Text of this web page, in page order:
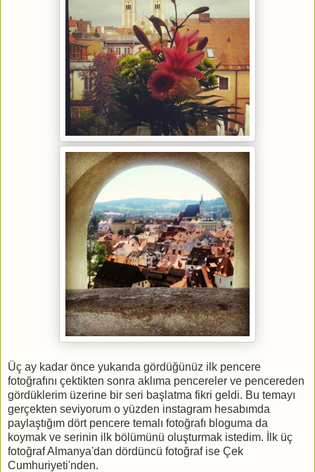
Üç ay kadar önce yukarıda gördüğünüz ilk pencere
fotoğrafını çektikten sonra aklıma pencereler ve pencereden
gördüklerim üzerine bir seri başlatma fikri geldi. Bu temayı
gerçekten seviyorum o yüzden instagram hesabımda
paylaştığım dört pencere temalı fotoğrafı bloguma da
koymak ve serinin ilk bölümünü oluşturmak istedim. İlk üç
fotoğraf Almanya'dan dördüncü fotoğraf ise Çek
Cumhuriyeti'nden.